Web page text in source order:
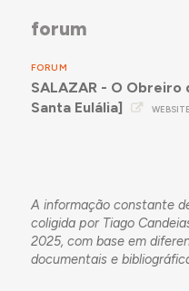
forum
FORUM
SALAZAR - O Obreiro
Santa Eulália]
WEBSITE
A informação constante
coligida por Tiago
2025, com base em
documentais e